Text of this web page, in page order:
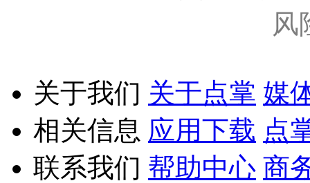
风
关于我们 关于点掌 媒
相关信息 应用下载 点
联系我们 帮助中心 商